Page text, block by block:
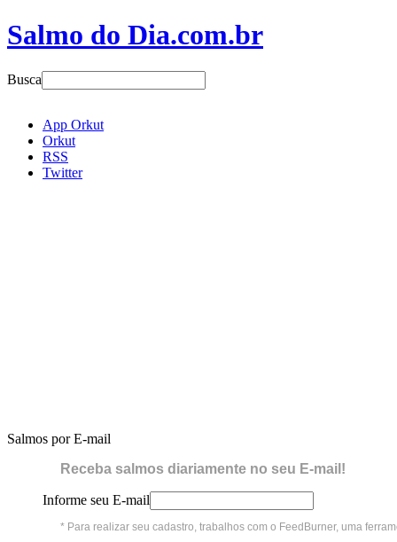
Salmo do Dia.com.br
Busca
App Orkut
Orkut
RSS
Twitter
Salmos por E-mail
Receba salmos diariamente no seu E-mail!
Informe seu E-mail
* Para realizar seu cadastro, trabalhos com o FeedBurner, uma